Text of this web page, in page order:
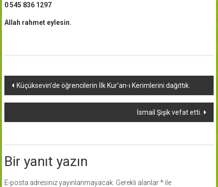
0 545 836 1297
Allah rahmet eylesin.
Yazı
dolaşımı
Küçüksevin’de öğrencilerin İlk Kur’an-ı Kerimlerini dağıttık.
İsmail Şişik vefat etti.
Bir yanıt yazın
E-posta adresiniz yayınlanmayacak. Gerekli alanlar*ile